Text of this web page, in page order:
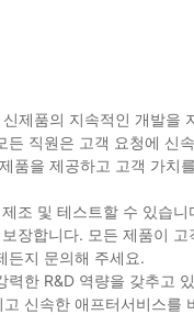
제품의 지속적인 개발을
직원은 고객 요청에 신
품을 제공하고 고객 가치
조 및 테스트할 수 있습
장합니다. 모든 제품이
든지 문의해 주세요.
한 R&D 역량을 갖추고
신속한 애프터서비스를